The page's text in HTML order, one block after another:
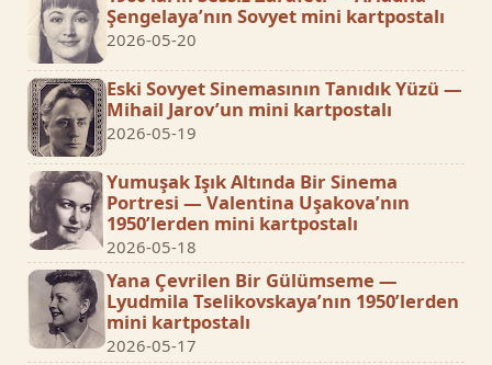
Şengelaya’nın Sovyet mini kartpostalı
2026-05-20
Eski Sovyet Sinemasının Tanıdık Yüzü —
Mihail Jarov’un mini kartpostalı
2026-05-19
Yumuşak Işık Altında Bir Sinema
Portresi — Valentina Uşakova’nın
1950’lerden mini kartpostalı
2026-05-18
Yana Çevrilen Bir Gülümseme —
Lyudmila Tselikovskaya’nın 1950’lerden
mini kartpostalı
2026-05-17